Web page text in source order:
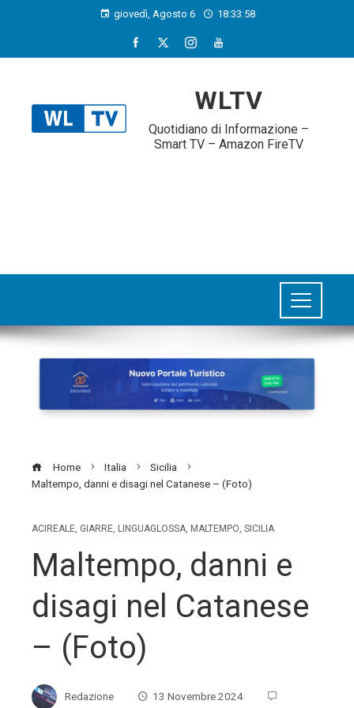
giovedì, Agosto 6 18:33:59
WLTV
Quotidiano di Informazione –
Smart TV – Amazon FireTV
Home Italia
Sicilia
Maltempo, danni e disagi nel Catanese – (Foto)
ACIREALE, GIARRE, LINGUAGLOSSA, MALTEMPO, SICILIA
Maltempo, danni e
disagi nel Catanese
– (Foto)
Redazione
13 Novembre 2024